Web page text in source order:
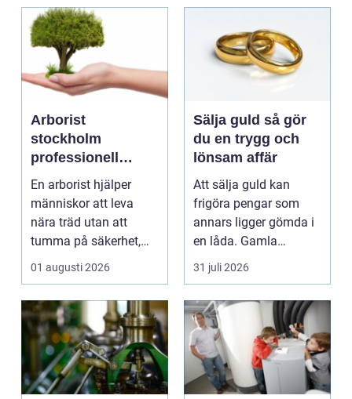
Arborist
stockholm
professionell
trädvård för säkra
och vackra träd
En arborist hjälper
människor att leva
nära träd utan att
tumma på säkerhet,
trivsel eller hållbarhe...
01 augusti 2026
Sälja guld så gör
du en trygg och
lönsam affär
Att sälja guld kan
frigöra pengar som
annars ligger gömda i
en låda. Gamla
smycken, ärvda
föremål el...
31 juli 2026